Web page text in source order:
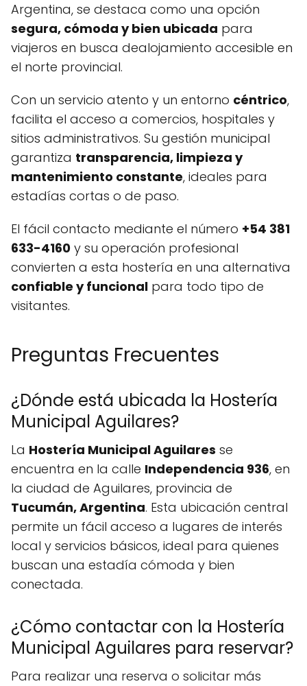
Argentina, se destaca como una opción
segura, cómoda y bien ubicada para
viajeros en busca dealojamiento accesible en
el norte provincial.
Con un servicio atento y un entorno céntrico,
facilita el acceso a comercios, hospitales y
sitios administrativos. Su gestión municipal
garantiza transparencia, limpieza y
mantenimiento constante, ideales para
estadías cortas o de paso.
El fácil contacto mediante el número +54 381
633-4160 y su operación profesional
convierten a esta hostería en una alternativa
confiable y funcional para todo tipo de
visitantes.
Preguntas Frecuentes
¿Dónde está ubicada la Hostería
Municipal Aguilares?
La Hostería Municipal Aguilares se
encuentra en la calle Independencia 936, en
la ciudad de Aguilares, provincia de
Tucumán, Argentina. Esta ubicación central
permite un fácil acceso a lugares de interés
local y servicios básicos, ideal para quienes
buscan una estadía cómoda y bien
conectada.
¿Cómo contactar con la Hostería
Municipal Aguilares para reservar?
Para realizar una reserva o solicitar más